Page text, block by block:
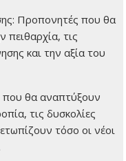
Προπονητές που θα
πειθαρχία, τις
και την αξία του
που θα αναπτύξουν
τις δυσκολίες
τόσο οι νέοι